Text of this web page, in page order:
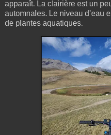
apparaît. La clairière est un
automnales. Le niveau d’eau
de plantes aquatiques.